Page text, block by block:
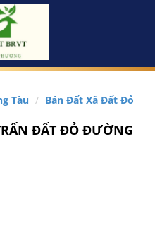
Tàu Bán Đất Xã Đất Đỏ
ĐẤT ĐỎ ĐƯỜNG